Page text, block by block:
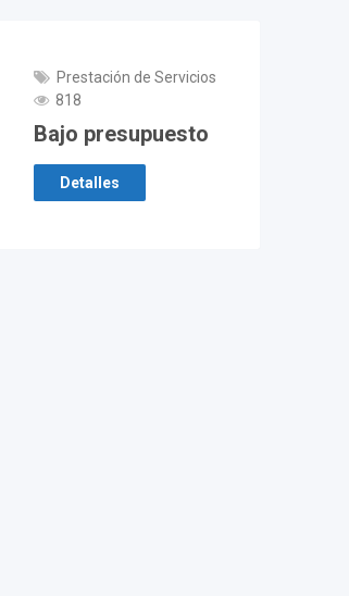
Prestación de Servicios
818
Bajo presupuesto
Detalles